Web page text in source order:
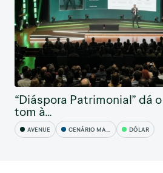
“Diáspora Patrimonial” dá o
tom à…
AVENUE CENÁRIO MACRO DÓLAR